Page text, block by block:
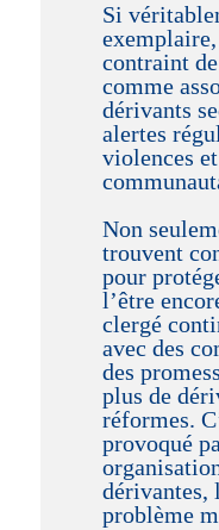
Si
contraint
comme
dérivants
alertes
violences
Non
trouvent
pour
l’être
clergé
avec des
des
plus de
réformes.
provoqué
dérivantes,
problème